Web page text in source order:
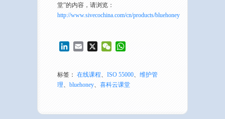
堂”的内容，请浏览：
http://www.sivecochina.com/cn/products/bluehoney
LinkedIn
Email X WeChat
标签： 在线课程、 ISO 55000、 维护管
理、 bluehoney、 喜科云课堂